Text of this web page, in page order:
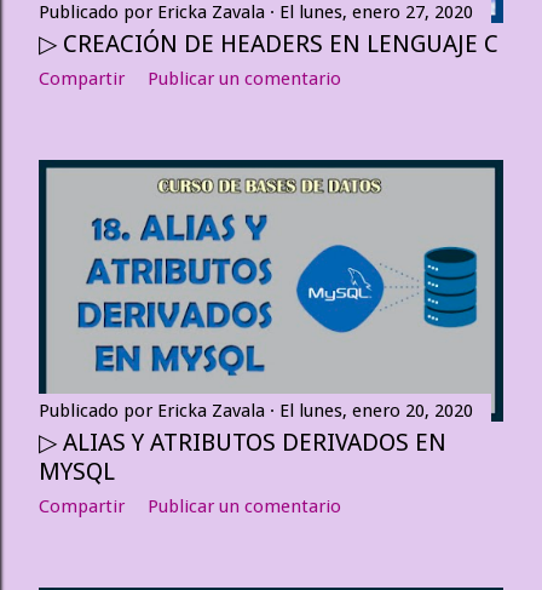
Publicado por Ericka Zavala El lunes, enero 27, 2020
▷ CREACIÓN DE HEADERS EN LENGUAJE C
Compartir Publicar un comentario
Publicado por Ericka Zavala El lunes, enero 20, 2020
▷ ALIAS Y ATRIBUTOS DERIVADOS EN
MYSQL
Compartir Publicar un comentario